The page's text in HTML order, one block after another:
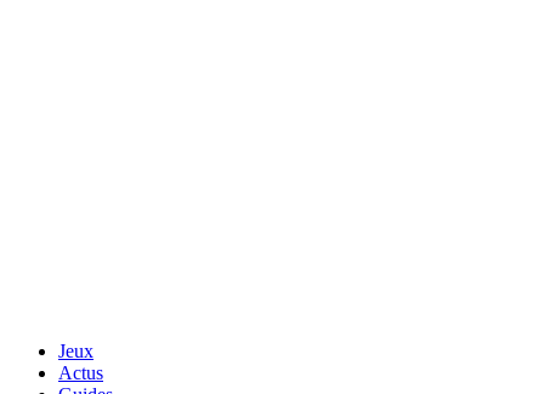
Jeux
Actus